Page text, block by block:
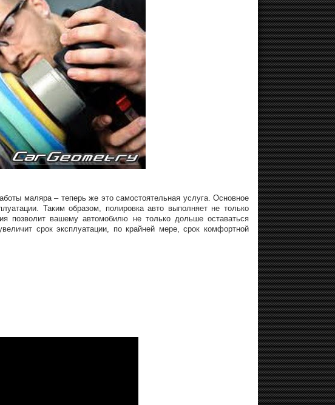
маляра – теперь же это самостоятельная услуга. Основное
Таким образом, полировка авто выполняет не только
позволит вашему автомобилю не только дольше оставаться
срок эксплуатации, по крайней мере, срок комфортной